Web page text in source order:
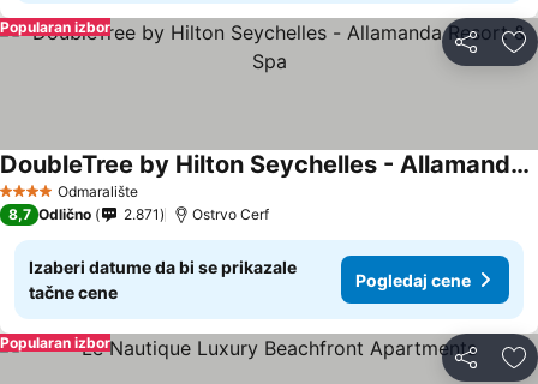
Deli
Popularan izbor
4 ZvezdiceOdmaralište
DoubleTree by Hilton Seychelles - Allamanda Resort & Spa
8,7 Odlično 2.871 Ostrvo Cerf
Izaberi datume da bi se prikazale
tačne cene
Pogledaj cene
Deli
Popularan izbor